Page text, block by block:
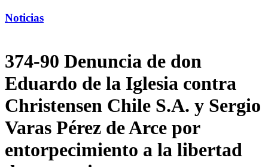
Noticias
374-90 Denuncia de don
Eduardo de la Iglesia contra
Christensen Chile S.A. y Sergio
Varas Pérez de Arce por
entorpecimiento a la libertad